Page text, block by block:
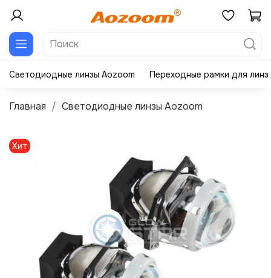
Светодиодные линзы Aozoom Переходные рамки для линз
Главная Светодиодные линзы Aozoom
Хит